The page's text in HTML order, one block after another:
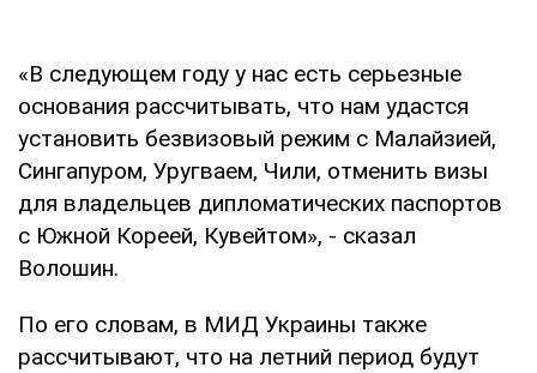
«В следующем году у нас есть серьезные
основания рассчитывать, что нам удастся
установить безвизовый режим с Малайзией,
Сингапуром, Уругваем, Чили, отменить визы
для владельцев дипломатических паспортов
с Южной Кореей, Кувейтом», - сказал
Волошин.
По его словам, в МИД Украины также
рассчитывают, что на летний период будут